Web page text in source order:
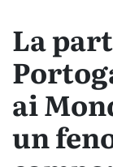
La
ai
un